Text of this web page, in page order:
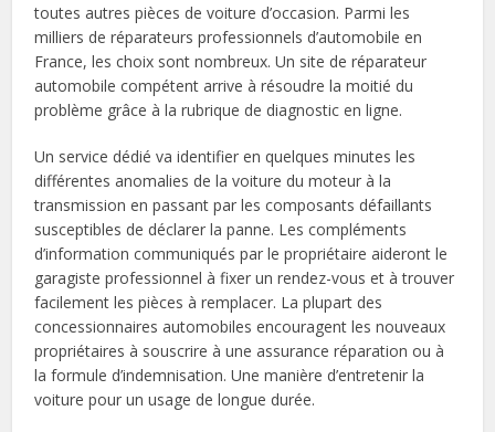
toutes autres pièces de voiture d’occasion. Parmi les
milliers de réparateurs professionnels d’automobile en
France, les choix sont nombreux. Un site de réparateur
automobile compétent arrive à résoudre la moitié du
problème grâce à la rubrique de diagnostic en ligne.
Un service dédié va identifier en quelques minutes les
différentes anomalies de la voiture du moteur à la
transmission en passant par les composants défaillants
susceptibles de déclarer la panne. Les compléments
d’information communiqués par le propriétaire aideront le
garagiste professionnel à fixer un rendez-vous et à trouver
facilement les pièces à remplacer. La plupart des
concessionnaires automobiles encouragent les nouveaux
propriétaires à souscrire à une assurance réparation ou à
la formule d’indemnisation. Une manière d’entretenir la
voiture pour un usage de longue durée.